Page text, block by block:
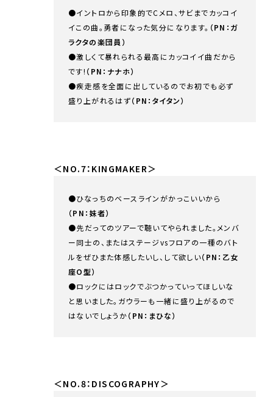
●イントロから印象的でCメロ、サビまでカッコイ
イこの曲。勇者になった気分になります。 （PN：ガ
ラクタの楽団員）
●激しくて暴れられる最高にカッコイイ曲だから
です! （PN：ナナホ）
●疾走感を全面に出しているのでお初でも必ず
盛り上がれるはず（PN：タイタン）
＜NO.7：KINGMAKER＞
●ひなっちのベースラインがかっこいいから
（PN：妹者）
●先だってのツアーで聴いてやられました。メンバ
ー同士の、またはステージvsフロアの一種のバト
ルをぜひまた体感したいし、して欲しい（PN：乙女
座O型）
●ロックにはロックでぶつかっていってほしいな
と思いました。ガウラーも一緒に盛り上がるので
はないでしょうか（PN：まひな）
＜NO.8：DISCOGRAPHY＞